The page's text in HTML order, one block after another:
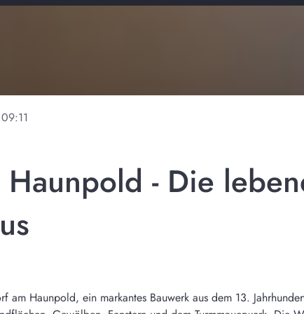
09:11
- Die
am Haunpold, ein markantes Bauwerk aus dem 13.